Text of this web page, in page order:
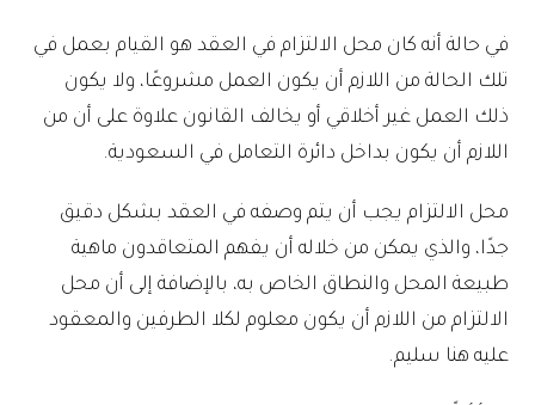
في حالة أنه كان محل الالتزام في العقد هو القيام بعمل في
تلك الحالة من اللازم أن يكون العمل مشروعًا، ولا يكون
ذلك العمل غير أخلاقي أو يخالف القانون علاوة على أن من
اللازم أن يكون بداخل دائرة التعامل في السعودية.
محل الالتزام يجب أن يتم وصفه في العقد بشكل دقيق
جدًا، والذي يمكن من خلاله أن يفهم المتعاقدون ماهية
طبيعة المحل والنطاق الخاص به، بالإضافة إلى أن محل
الالتزام من اللازم أن يكون معلوم لكلا الطرفين والمعقود
عليه هنا سليم.